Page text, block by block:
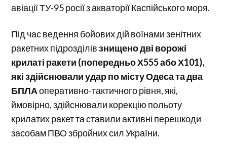
авіації ТУ-95 росії з акваторії Каспійського моря.
Під час ведення бойових дій воїнами зенітних
ракетних підрозділівзнищено дві ворожі
крилаті ракети (попередньо Х555 або Х101),
які здійснювали удар по місту Одеса та два
БПЛАоперативно-тактичного рівня, які,
ймовірно, здійснювали корекцію польоту
крилатих ракет та ставили активні перешкоди
засобам ПВО збройних сил України.